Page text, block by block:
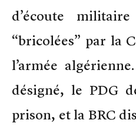
d’écoute
“bricolées” par la
l’armée
désigné, le PDG
prison, et la BRC